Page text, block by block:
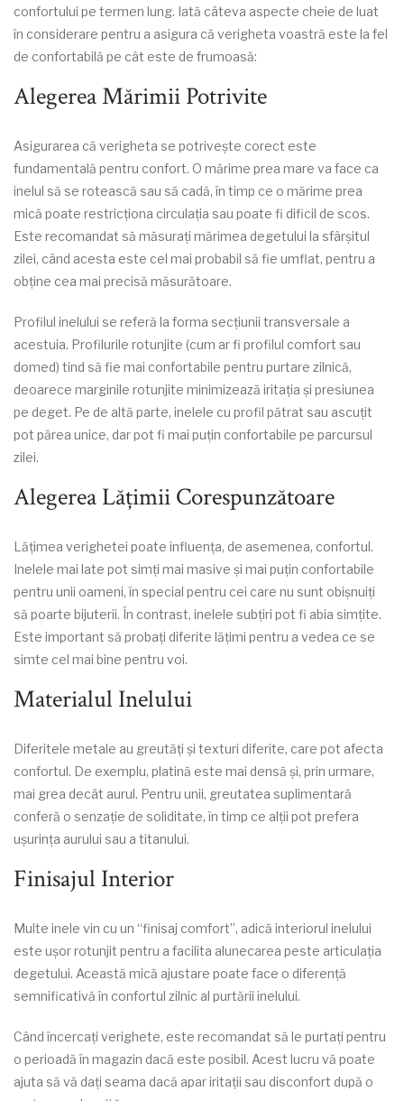
confortului pe termen lung. Iată câteva aspecte cheie de luat
în considerare pentru a asigura că verigheta voastră este la fel
de confortabilă pe cât este de frumoasă:
Alegerea Mărimii Potrivite
Asigurarea că verigheta se potrivește corect este
fundamentală pentru confort. O mărime prea mare va face ca
inelul să se rotească sau să cadă, în timp ce o mărime prea
mică poate restricționa circulația sau poate fi dificil de scos.
Este recomandat să măsurați mărimea degetului la sfârșitul
zilei, când acesta este cel mai probabil să fie umflat, pentru a
obține cea mai precisă măsurătoare.
Profilul inelului se referă la forma secțiunii transversale a
acestuia. Profilurile rotunjite (cum ar fi profilul comfort sau
domed) tind să fie mai confortabile pentru purtare zilnică,
deoarece marginile rotunjite minimizează iritația și presiunea
pe deget. Pe de altă parte, inelele cu profil pătrat sau ascuțit
pot părea unice, dar pot fi mai puțin confortabile pe parcursul
zilei.
Alegerea Lățimii Corespunzătoare
Lățimea verighetei poate influența, de asemenea, confortul.
Inelele mai late pot simți mai masive și mai puțin confortabile
pentru unii oameni, în special pentru cei care nu sunt obișnuiți
să poarte bijuterii. În contrast, inelele subțiri pot fi abia simțite.
Este important să probați diferite lățimi pentru a vedea ce se
simte cel mai bine pentru voi.
Materialul Inelului
Diferitele metale au greutăți și texturi diferite, care pot afecta
confortul. De exemplu, platină este mai densă și, prin urmare,
mai grea decât aurul. Pentru unii, greutatea suplimentară
conferă o senzație de soliditate, în timp ce alții pot prefera
ușurința aurului sau a titanului.
Finisajul Interior
Multe inele vin cu un “finisaj comfort”, adică interiorul inelului
este ușor rotunjit pentru a facilita alunecarea peste articulația
degetului. Această mică ajustare poate face o diferență
semnificativă în confortul zilnic al purtării inelului.
Când încercați verighete, este recomandat să le purtați pentru
o perioadă în magazin dacă este posibil. Acest lucru vă poate
ajuta să vă dați seama dacă apar iritații sau disconfort după o